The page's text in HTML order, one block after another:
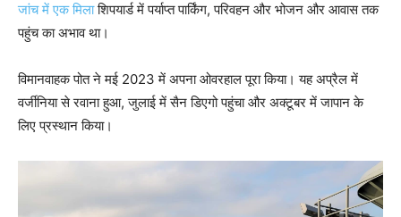
जांच में एक मिलाशिपयार्ड में पर्याप्त पार्किंग, परिवहन और भोजन और आवास तक
पहुंच का अभाव था।
विमानवाहक पोत ने मई 2023 में अपना ओवरहाल पूरा किया। यह अप्रैल में
वर्जीनिया से रवाना हुआ, जुलाई में सैन डिएगो पहुंचा और अक्टूबर में जापान के
लिए प्रस्थान किया।